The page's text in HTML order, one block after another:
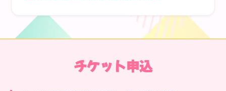
チケット申込